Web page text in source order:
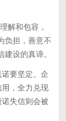
解和包容，
负担，善意不
设的真谛。
要坚定。企
，全力兑现
失信则会被